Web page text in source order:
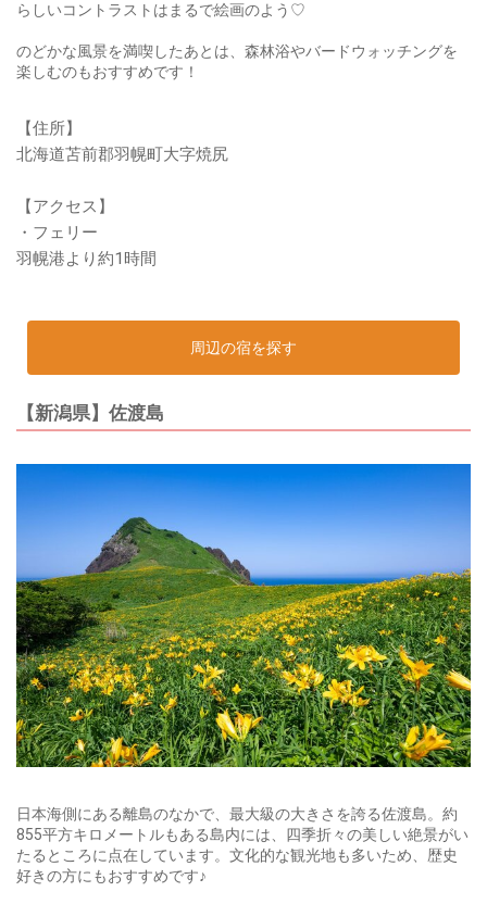
らしいコントラストはまるで絵画のよう♡
のどかな風景を満喫したあとは、森林浴やバードウォッチングを
楽しむのもおすすめです！
【住所】
北海道苫前郡羽幌町大字焼尻
【アクセス】
・フェリー
羽幌港より約1時間
周辺の宿を探す
【新潟県】佐渡島
日本海側にある離島のなかで、最大級の大きさを誇る佐渡島。約
855平方キロメートルもある島内には、四季折々の美しい絶景がい
たるところに点在しています。文化的な観光地も多いため、歴史
好きの方にもおすすめです♪